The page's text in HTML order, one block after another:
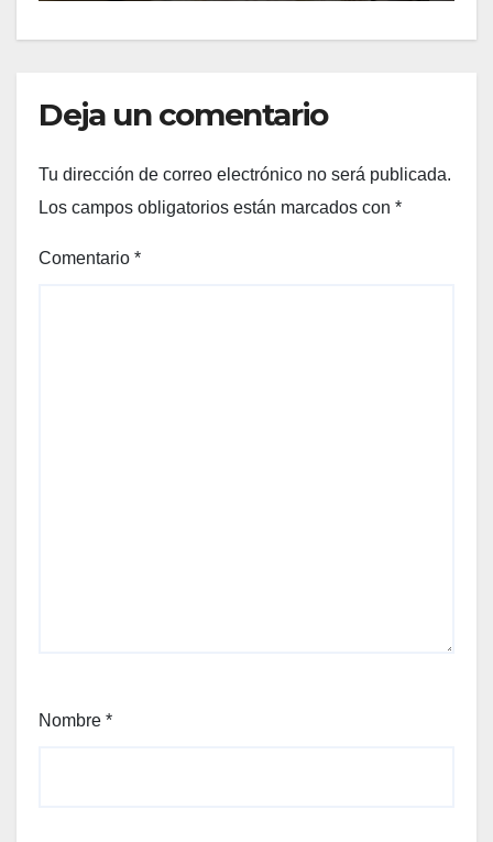
Deja un comentario
Tu dirección de correo electrónico no será publicada.
Los campos obligatorios están marcados con *
Comentario *
Nombre *